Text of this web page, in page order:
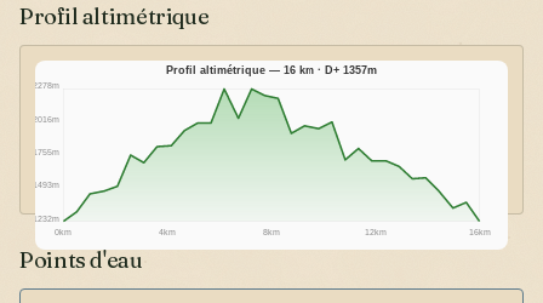
Profil altimétrique
1232m
1493m
1755m
2016m
2278m
0km 4km 8km 12km 16km
Profil altimétrique — 16 km · D+ 1357m
Points d'eau